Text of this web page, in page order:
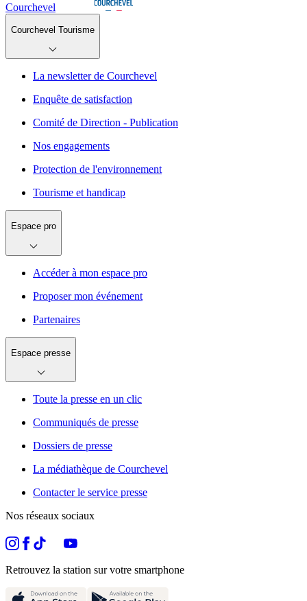
Courchevel
Courchevel Tourisme
La newsletter de Courchevel
Enquête de satisfaction
Comité de Direction - Publication
Nos engagements
Protection de l'environnement
Tourisme et handicap
Espace pro
Accéder à mon espace pro
Proposer mon événement
Partenaires
Espace presse
Toute la presse en un clic
Communiqués de presse
Dossiers de presse
La médiathèque de Courchevel
Contacter le service presse
Nos réseaux sociaux
Retrouvez la station sur votre smartphone